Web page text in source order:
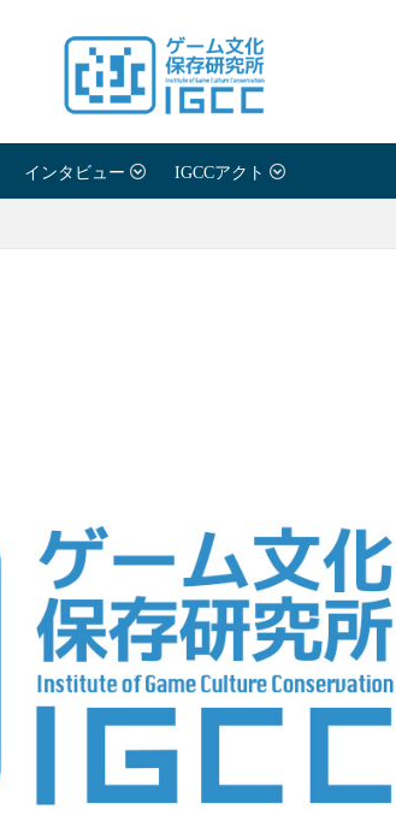
インタビュー IGCCアクト